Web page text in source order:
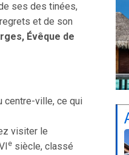
ses des tinées,
et de son
Évêque de
centre-ville, ce qui
visiter le
e siècle, classé